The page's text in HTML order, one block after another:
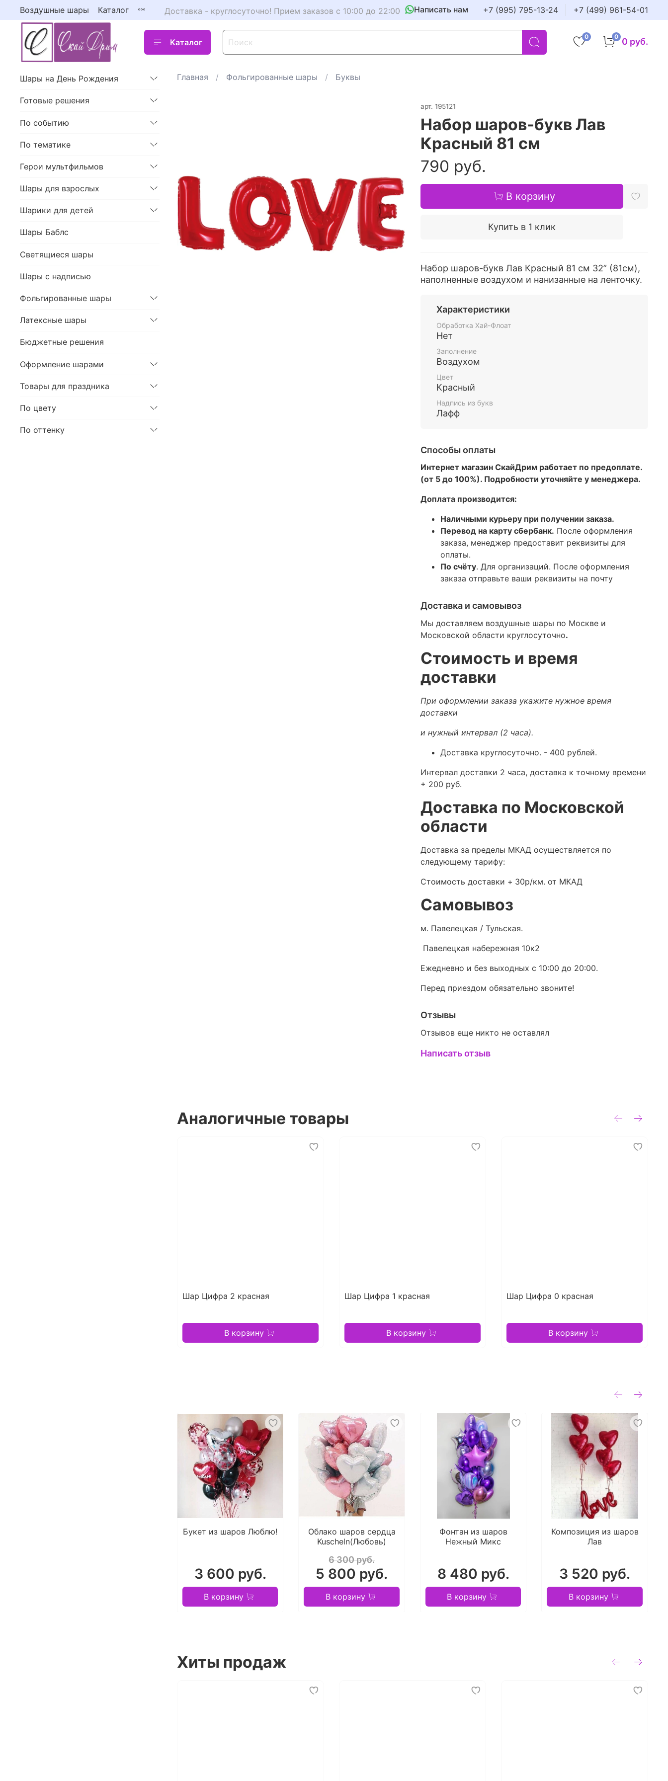
Воздушные шары Каталог Доставка - круглосуточно! Прием заказов с 10:00 до 22:00 Написать нам +7 (995) 795-13-24 +7 (499) 961-54-01
Каталог
0 0 0 руб.
Главная Фольгированные шары Буквы
арт. 195121
Набор шаров-букв Лав
Красный 81 см
790 руб.
В корзину
Купить в 1 клик
Набор шаров-букв Лав Красный 81 см 32” (81см),
наполненные воздухом и нанизанные на ленточку.
Характеристики
Обработка Хай-Флоат
Нет
Заполнение
Воздухом
Цвет
Красный
Надпись из букв
Лафф
Способы оплаты
Интернет магазин СкайДрим работает по предоплате.
(от 5 до 100%). Подробности уточняйте у менеджера.
Доплата производится:
Наличными курьеру при получении заказа.
Перевод на карту сбербанк. После оформления
заказа, менеджер предоставит реквизиты для
оплаты.
По счёту. Для организаций. После оформления
заказа отправьте ваши реквизиты на почту
Доставка и самовывоз
Мы доставляем воздушные шары по Москве и
Московской области круглосуточно.
Стоимость и время
доставки
При оформлении заказа укажите нужное время
доставки
и нужный интервал (2 часа).
Доставка круглосуточно. - 400 рублей.
Интервал доставки 2 часа, доставка к точному времени
+ 200 руб.
Доставка по Московской
области
Доставка за пределы МКАД осуществляется по
следующему тарифу:
Стоимость доставки + 30р/км. от МКАД
Самовывоз
м. Павелецкая / Тульская.
Павелецкая набережная 10к2
Ежедневно и без выходных с 10:00 до 20:00.
Перед приездом обязательно звоните!
Отзывы
Отзывов еще никто не оставлял
Написать отзыв
Аналогичные товары
Шар Цифра 2 красная
В корзину
Шар Цифра 1 красная
В корзину
Шар Цифра 0 красная
В корзину
Букет из шаров Люблю!
3 600 руб.
В корзину
Облако шаров сердца
Kuscheln(Любовь)
6 300 руб.
5 800 руб.
В корзину
Фонтан из шаров
Нежный Микс
8 480 руб.
В корзину
Композиция из шаров
Лав
3 520 руб.
В корзину
Хиты продаж
Шары на День Рождения
Готовые решения
По событию
По тематике
Герои мультфильмов
Шары для взрослых
Шарики для детей
Шары Баблс
Светящиеся шары
Шары с надписью
Фольгированные шары
Латексные шары
Бюджетные решения
Оформление шарами
Товары для праздника
По цвету
По оттенку